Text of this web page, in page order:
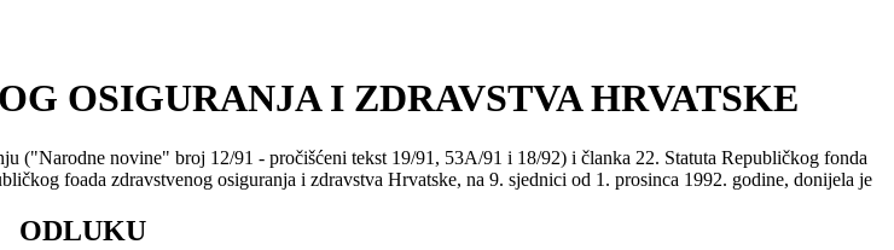
OSIGURANJA I ZDRAVSTVA HRVATSKE
("Narodne novine" broj 12/91 - pročišćeni tekst 19/91, 53A/91 i 18/92) i članka 22. Statuta Republičkog fonda
foada zdravstvenog osiguranja i zdravstva Hrvatske, na 9. sjednici od 1. prosinca 1992. godine, donijela je
ODLUKU